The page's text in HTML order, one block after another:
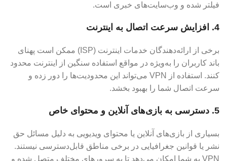
فیلتر شده و وب‌سایت‌های خبری است.
4. افزایش سرعت اتصال به اینترنت
برخی از ارائه‌دهندگان خدمات اینترنت (ISP) ممکن است پهنای
باند کاربران را به‌ویژه در مواقع استفاده سنگین از اینترنت محدود
کنند. استفاده از VPN می‌تواند این محدودیت‌ها را دور زده و
سرعت اتصال شما را بهبود بخشد.
5. دسترسی به بازی‌های آنلاین و محتوای خاص
بسیاری از بازی‌های آنلاین یا محتوای ویدیویی به دلیل مسائل حق
نشر یا قوانین جغرافیایی در برخی مناطق قابل‌دسترسی نیستند.
VPN به شما امکان می‌دهد تا به سرورهای مختلف متصل شده و